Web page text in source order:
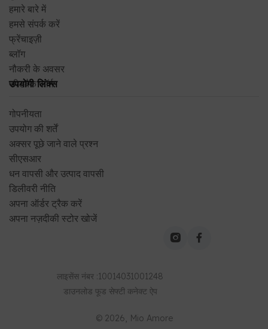
फीडबैक फॉर्म
उपयोगी लिंक्स
गोपनीयता
उपयोग की शर्तें
अक्सर पूछे जाने वाले प्रश्न
सीएसआर
डिलीवरी नीति
अपना ऑर्डर ट्रैक करें
अपना नज़दीकी स्टोर खोजें
लाइसेंस नंबर
डाउनलोड फूड सेफ्टी कनेक्ट
, Mio Amore